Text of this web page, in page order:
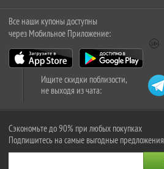
Все наши купоны доступны
через Мобильное Приложение:
Ищите скидки поблизости,
не выходя из чата:
Сэкономьте до 90% при любых покупках
Подпишитесь на самые выгодные предложения